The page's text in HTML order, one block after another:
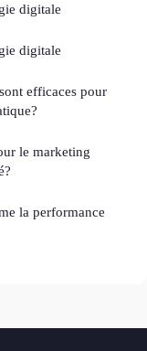
digitale
digitale
efficaces pour
le marketing
la performance